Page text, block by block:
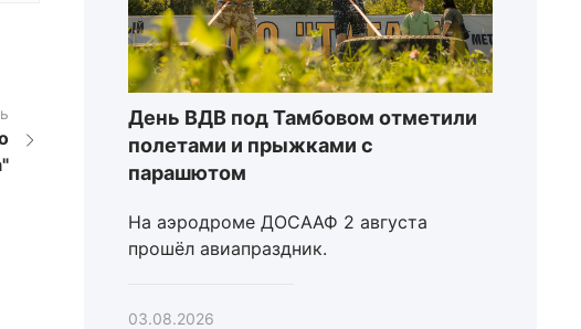
День ВДВ под Тамбовом отметили
полетами и прыжками с
парашютом
На аэродроме ДОСААФ 2 августа
прошёл авиапраздник.
03.08.2026